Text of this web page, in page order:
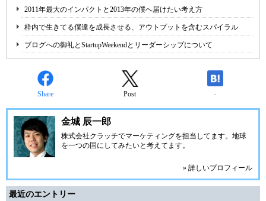
2011年最大のインパクトと2013年の僕へ届けたい考え方
枠内で生きてる僕達を成長させる、アウトプットを含むスパイラル
ブログへの御礼とStartupWeekendとリーダーシップについて
Share Post -
金城 辰一郎
株式会社クラッチでマーケティングを担当してます。地球
を一つの国にしてみたいと考えてます。
» 詳しいプロフィール
最近のエントリー